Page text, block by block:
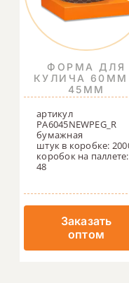
ФОРМА ДЛЯ
КУЛИЧА 60ММ
45ММ
артикул
PA6045NEWPEG_R
бумажная
штук в коробке:
коробок на паллете:
48
Заказать
оптом